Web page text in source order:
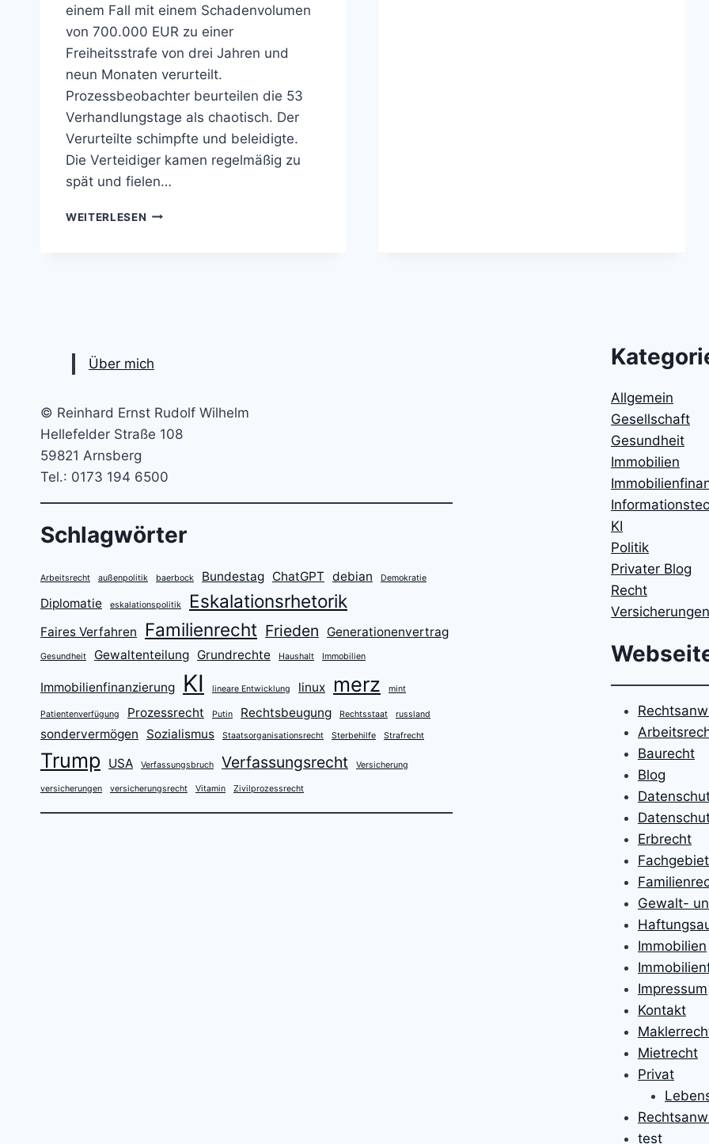
einem Fall mit einem Schadenvolumen
von 700.000 EUR zu einer
Freiheitsstrafe von drei Jahren und
neun Monaten verurteilt.
Prozessbeobachter beurteilen die 53
Verhandlungstage als chaotisch. Der
Verurteilte schimpfte und beleidigte.
Die Verteidiger kamen regelmäßig zu
spät und fielen…
WEITERLESEN FÜNF
EINE
Über mich
© Reinhard Ernst Rudolf Wilhelm
Hellefelder Straße 108
59821 Arnsberg
Tel.: 0173 194 6500
Schlagwörter
Arbeitsrecht außenpolitik baerbock Bundestag ChatGPT debian Demokratie
Diplomatie eskalationspolitik Eskalationsrhetorik
Faires Verfahren Familienrecht Frieden Generationenvertrag
Gesundheit Gewaltenteilung Grundrechte Haushalt Immobilien
Immobilienfinanzierung KI lineare Entwicklung linux merz mint
Patientenverfügung Prozessrecht Putin Rechtsbeugung Rechtsstaat russland
sondervermögen Sozialismus Staatsorganisationsrecht Sterbehilfe Strafrecht
Trump USA Verfassungsbruch Verfassungsrecht Versicherung
versicherungen versicherungsrecht Vitamin Zivilprozessrecht
Allgemein
Gesellschaft
Gesundheit
Immobilien
KI
Politik
Privater Blog
Recht
Versicherungen
Baurecht
Blog
Erbrecht
Gewalt-
Immobilien
Impressum
Kontakt
Mietrecht
Privat
test